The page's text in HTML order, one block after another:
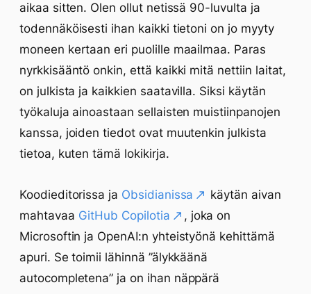
aikaa sitten. Olen ollut netissä 90-luvulta ja
todennäköisesti ihan kaikki tietoni on jo myyty
moneen kertaan eri puolille maailmaa. Paras
nyrkkisääntö onkin, että kaikki mitä nettiin laitat,
on julkista ja kaikkien saatavilla. Siksi käytän
työkaluja ainoastaan sellaisten muistiinpanojen
kanssa, joiden tiedot ovat muutenkin julkista
tietoa, kuten tämä lokikirja.
Koodieditorissa ja Obsidianissa
käytän aivan
mahtavaa GitHub Copilotia
, joka on
Microsoftin ja OpenAI:n yhteistyönä kehittämä
apuri. Se toimii lähinnä ”älykkäänä
autocompletena” ja on ihan näppärä